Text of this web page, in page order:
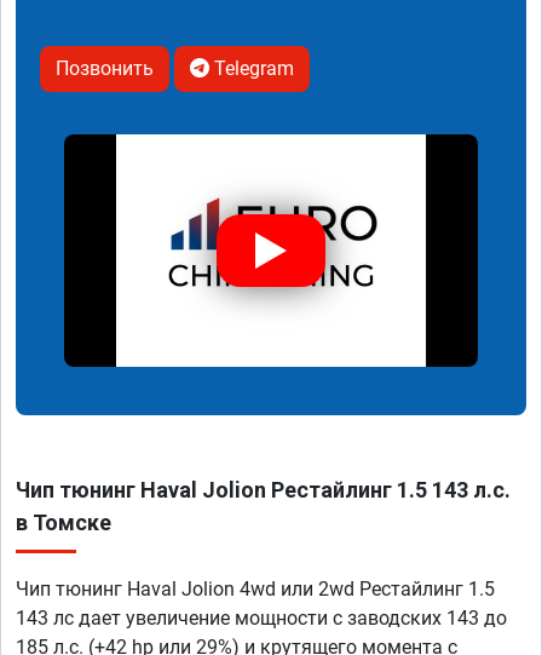
Позвонить Telegram
Чип тюнинг Haval Jolion Рестайлинг 1.5 143 л.с.
в Томске
Чип тюнинг Haval Jolion 4wd или 2wd Рестайлинг 1.5
143 лс дает увеличение мощности с заводских 143 до
185 л.с. (+42 hp или 29%) и крутящего момента с